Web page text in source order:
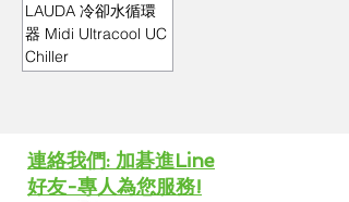
LAUDA 冷卻水循環
器 Midi Ultracool UC
Chiller
​連絡我們: 加碁進Line
好友-專人為您服務!